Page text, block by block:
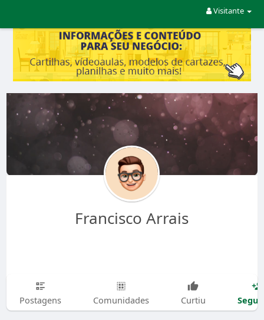
Visitante
Francisco Arrais
Postagens Comunidades Curtiu